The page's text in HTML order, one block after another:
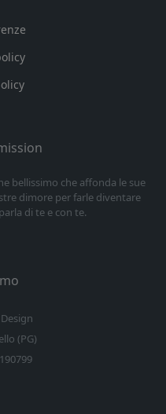
bellissimo che affonda le sue
dimore per farle diventare
di te e con te.
(PG)